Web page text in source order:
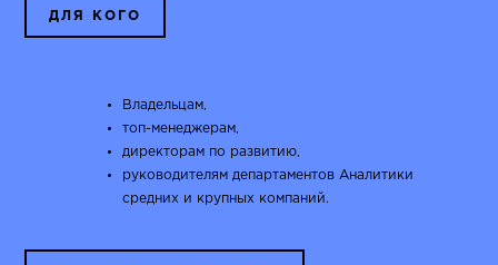
ДЛЯ КОГО
Владельцам,
топ-менеджерам,
директорам по развитию,
руководителям департаментов Аналитики
средних и крупных компаний.